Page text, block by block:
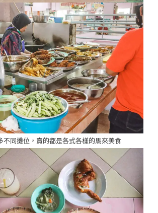
不同攤位，賣的都是各式各樣的馬來美食